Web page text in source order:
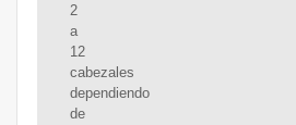
2
a
12
cabezales
dependiendo
de